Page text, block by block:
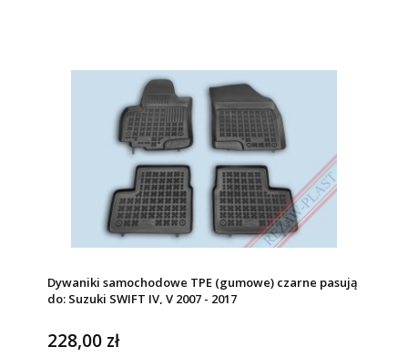
Dywaniki samochodowe TPE (gumowe) czarne pasują
do: Suzuki SWIFT IV, V 2007 - 2017
228,00 zł